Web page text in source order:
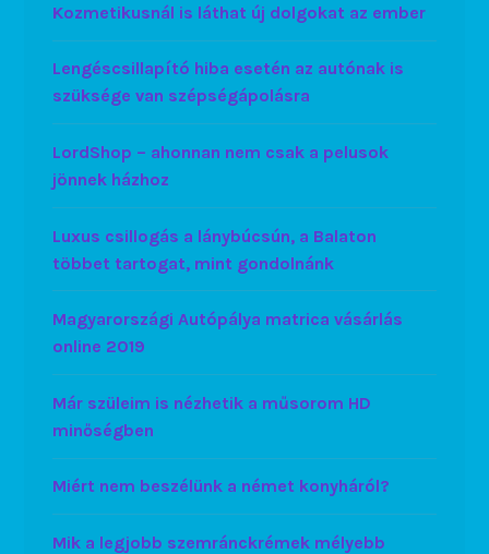
Kozmetikusnál is láthat új dolgokat az ember
Lengéscsillapító hiba esetén az autónak is
szüksége van szépségápolásra
LordShop – ahonnan nem csak a pelusok
jönnek házhoz
Luxus csillogás a lánybúcsún, a Balaton
többet tartogat, mint gondolnánk
Magyarországi Autópálya matrica vásárlás
online 2019
Már szüleim is nézhetik a műsorom HD
minőségben
Miért nem beszélünk a német konyháról?
Mik a legjobb szemránckrémek mélyebb